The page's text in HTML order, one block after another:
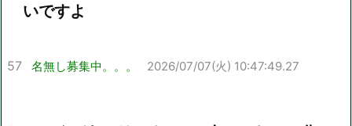
いですよ
57 名無し募集中。。。 2026/07/07(火) 10:47:49.27